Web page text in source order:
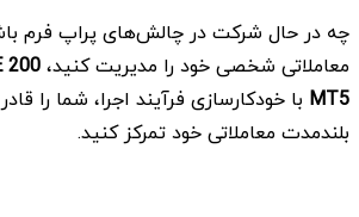
چه در حال شرکت در چالش‌های پراپ فرم
معاملاتی شخصی خود را مدیریت کنید،200
MT5 با خودکارسازی فرآیند اجرا، شما را
بلندمدت معاملاتی خود تمرکز کنید.